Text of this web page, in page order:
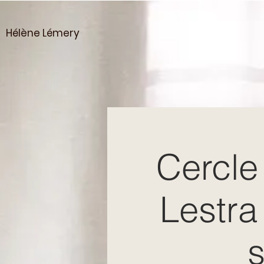
Hélène Lémery